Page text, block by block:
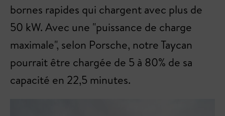
bornes rapides qui chargent avec plus de
50 kW. Avec une "puissance de charge
maximale", selon Porsche, notre Taycan
pourrait être chargée de 5 à 80% de sa
capacité en 22,5 minutes.